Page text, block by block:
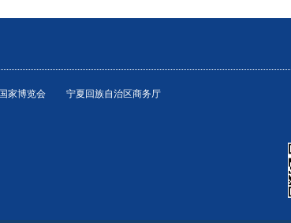
家博览会 宁夏回族自治区商务厅